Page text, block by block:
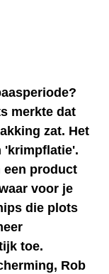
merkte dat
zat. Het
'krimpflatie'.
product
voor je
die plots
toe.
Rob